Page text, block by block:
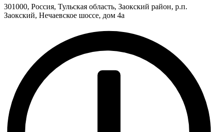
301000, Россия, Тульская область, Заокский район, р.п.
Заокский, Нечаевское шоссе, дом 4а